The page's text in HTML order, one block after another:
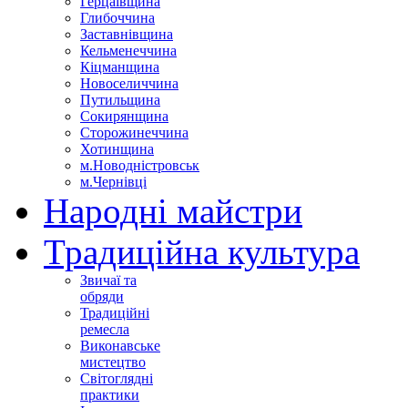
Глибоччина
Заставнівщина
Кельменеччина
Кіцманщина
Новоселиччина
Путильщина
Сокирянщина
Сторожинеччина
Хотинщина
м.Новодністровськ
м.Чернівці
Народні майстри
Традиційна культура
Звичаї та
обряди
Традиційні
ремесла
Виконавське
мистецтво
Світоглядні
практики